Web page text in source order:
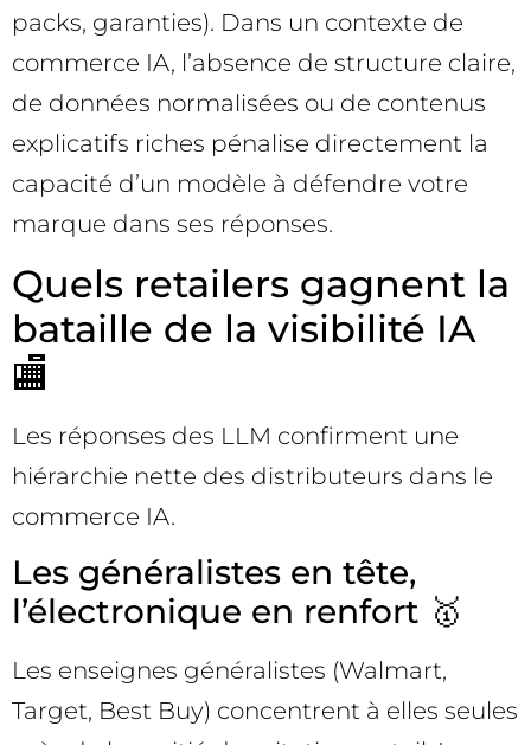
packs, garanties). Dans un contexte de
commerce IA, l’absence de structure claire,
de données normalisées ou de contenus
explicatifs riches pénalise directement la
capacité d’un modèle à défendre votre
marque dans ses réponses.
Quels retailers gagnent la
bataille de la visibilité IA
🏬
Les réponses des LLM confirment une
hiérarchie nette des distributeurs dans le
commerce IA.
Les généralistes en tête,
l’électronique en renfort 🥇
Les enseignes généralistes (Walmart,
Target, Best Buy) concentrent à elles seules